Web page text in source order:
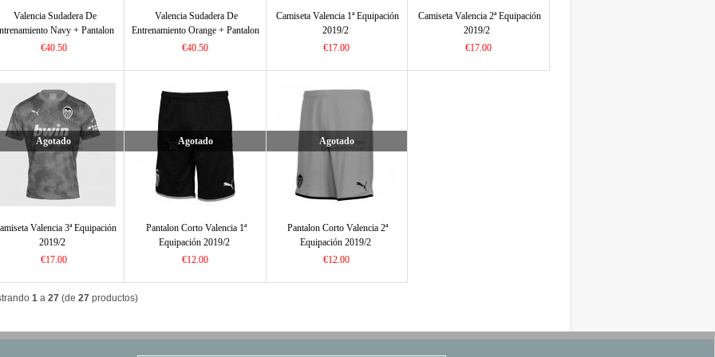
Valencia Sudadera De
Navy + Pantalon
2020/2021
€40.50
Valencia Sudadera De
Entrenamiento Orange + Pantalon
2020/2021
€40.50
Camiseta Valencia 1ª Equipación
2019/2
€17.00
Camiseta Valencia 2ª Equipación
2019/2
€17.00
Agotado
Valencia 3ª Equipación
2019/2
€17.00
Agotado
Pantalon Corto Valencia 1ª
Equipación 2019/2
€12.00
Agotado
Pantalon Corto Valencia 2ª
Equipación 2019/2
€12.00
1 a 27 (de 27 productos)